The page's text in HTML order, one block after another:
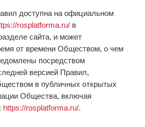
доступна на официальном
rosplatforma.ru/ в
сайта, и может
от времени Обществом, о чем
посредством
версией Правил,
в публичных открытых
Общества, включая
https://rosplatforma.ru/.